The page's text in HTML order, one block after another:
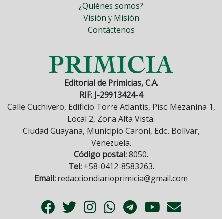
¿Quiénes somos?
Visión y Misión
Contáctenos
Editorial de Primicias, C.A.
RIF: J-29913424-4
Calle Cuchivero, Edificio Torre Atlantis, Piso Mezanina 1,
Local 2, Zona Alta Vista.
Ciudad Guayana, Municipio Caroní, Edo. Bolívar,
Venezuela.
Código postal:8050.
Tel:+58-0412-8583263.
Email: redacciondiarioprimicia@gmail.com